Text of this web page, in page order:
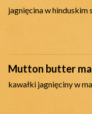
jagnięcina w hinduskim
Mutton butter
kawałki jagnięciny w